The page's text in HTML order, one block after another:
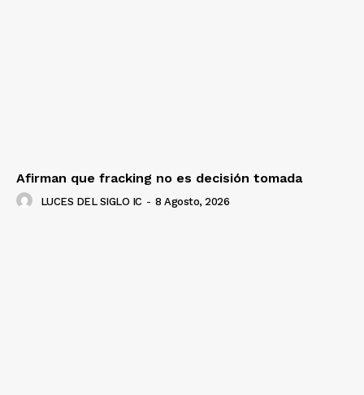
Afirman que fracking no es decisión tomada
LUCES DEL SIGLO IC - 8 Agosto, 2026